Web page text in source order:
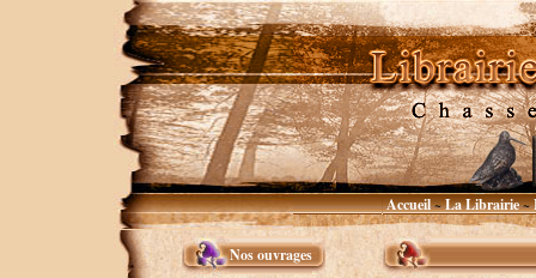
Accueil~La Librairie~
Nos ouvrages